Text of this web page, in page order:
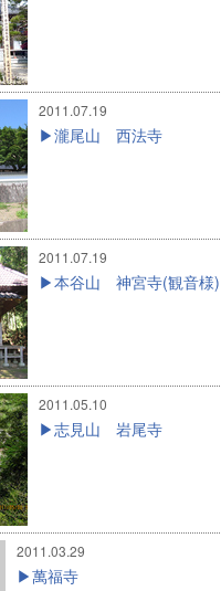
2011.07.19
瀧尾山 西法寺
2011.07.19
本谷山 神宮寺(観音様)
2011.05.10
志見山 岩尾寺
2011.03.29
萬福寺